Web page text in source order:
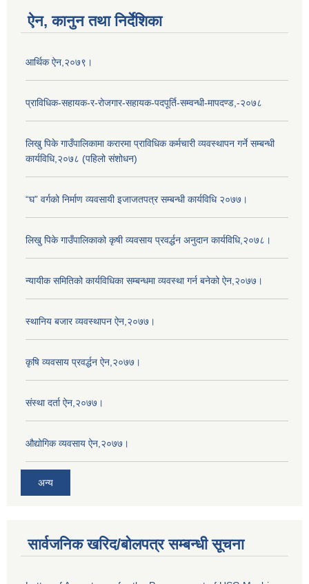
ऐन, कानुन तथा निर्देशिका
आर्थिक ऐन,२०७९।
प्राविधिक-सहायक-र-रोजगार-सहायक-पदपूर्ति-सम्वन्धी-मापदण्ड,-२०७८
लिखु पिके गाउँपालिकामा करारमा प्राविधिक कर्मचारी व्यवस्थापन गर्ने सम्बन्धी
कार्यविधि,२०७८ (पहिलो संशोधन)
“घ” वर्गको निर्माण व्यवसायी इजाजतपत्र सम्बन्धी कार्यविधि २०७७।
लिखु पिके गाउँपालिकाको कृषी व्यवसाय प्रवर्द्धन अनुदान कार्यविधि,२०७८।
न्यायीक समितिको कार्यविधिका सम्बन्धमा व्यवस्था गर्न बनेको ऐन,२०७७।
स्थानिय बजार व्यवस्थापन ऐन,२०७७।
कृषि व्यवसाय प्रवर्द्धन ऐन,२०७७।
संस्था दर्ता ऐन,२०७७।
औद्योगिक व्यवसाय ऐन,२०७७।
अन्य
सार्वजनिक खरिद/बोलपत्र सम्बन्धी सूचना